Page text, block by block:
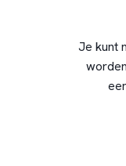
Je kunt